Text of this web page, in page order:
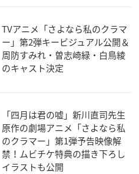
TVアニメ「さよなら私のクラマ
ー」第2弾キービジュアル公開＆
周防すみれ・曽志崎緑・白鳥綾
のキャスト決定
「四月は君の嘘」新川直司先生
原作の劇場アニメ「さよなら私
のクラマー」第1弾予告映像解
禁！ムビチケ特典の描き下ろし
イラストも公開